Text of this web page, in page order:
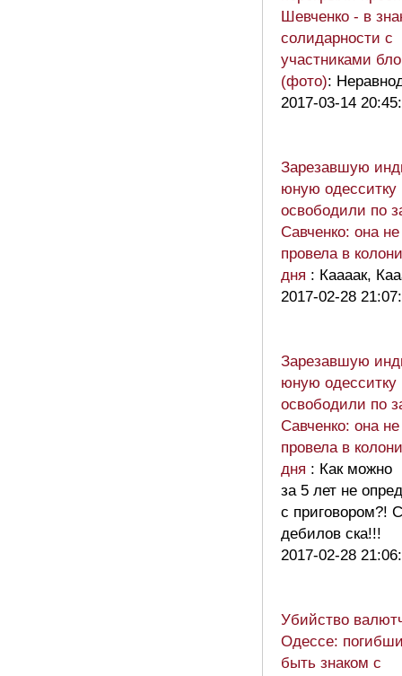
Шевченко - в
солидарности с
участниками
(фото):
2017-03-14
Зарезавшую
юную одесситку
освободили по
Савченко: она не
провела в
дня : Каааак,
2017-02-28
Зарезавшую
юную одесситку
освободили по
Савченко: она не
провела в
дня : Как можно
за 5 лет не
с приговором?!
дебилов ска!!!
2017-02-28
Убийство
Одессе:
быть знаком с